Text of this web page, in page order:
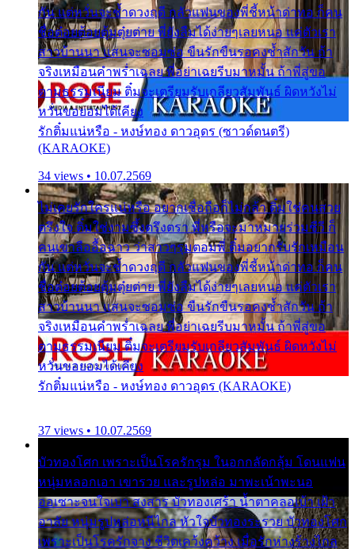
กัน แต่หวั่นจะช้ำดวงฤดี กลัวแฟนของพี่ชี้หน้าด่าทอ ก็คน
ชื่อต๋อยต้อยตุ้มตุ๋ยต่าย พี่ยังลืมได้ง่ายๆเลยหนอ แค่ตัวเรา
สาวบ้านนา แสนจะซอมซ่อ ขืนรักขืนรอคงช้ำสักวัน ถ้า
จริงเหมือนคำพร่ำเฉลย พี่อย่าเฉยรีบมาหมั้น ถ้าพี่สู่ขอ
ตามธรรมเนียม ติ๋มจะเตรียมรับเกลียวสัมพันธ์ ผิดหวังไม่
หวั่นขอยอมได้เคียง
รักติ๋มแน่หรือ - หงษ์ทอง ดาวอุดร (ซาวด์ดนตรี)
(KARAOKE)
34 views • 10.07.2569
ไม่เคยรักใครแน่หรือ อยากเชื่อถือก็ไม่กล้า ติ๋มใช่คนสวย
ตรึงใจ ติ๋มใช่งามซึ้งตรึงตรา พี่หรือจะมาหมายร่วมชีวี ก็
คนเขาลืออื้อฉาว ว่าสาวๆรุมตอมพี่ ติ๋มอยากรับรักเหมือน
กัน แต่หวั่นจะช้ำดวงฤดี กลัวแฟนของพี่ชี้หน้าด่าทอ ก็คน
ชื่อต๋อยต้อยตุ้มตุ๋ยต่าย พี่ยังลืมได้ง่ายๆเลยหนอ แค่ตัวเรา
สาวบ้านนา แสนจะซอมซ่อ ขืนรักขืนรอคงช้ำสักวัน ถ้า
จริงเหมือนคำพร่ำเฉลย พี่อย่าเฉยรีบมาหมั้น ถ้าพี่สู่ขอ
ตามธรรมเนียม ติ๋มจะเตรียมรับเกลียวสัมพันธ์ ผิดหวังไม่
หวั่นขอยอมได้เคียง
รักติ๋มแน่หรือ - หงษ์ทอง ดาวอุดร (KARAOKE)
37 views • 10.07.2569
บัวทองโศก เพราะเป็นโรครักรุม ในอกกลัดกลุ้ม โดนแฟน
หนุ่มหลอกเอา เขารวย และรูปหล่อ มาพะเน้าพะนอ
ออเซาะจนใจเบา สงสาร บัวทองเศร้า น้ำตาคลอเบ้า เฝ้า
อาลัย หนุ่มรูปหล่อหนีไกล หัวใจบัวทองระรวย บัวทองโศก
เพราะเป็นโรครักจาง ชีวิตเคว้งคว้าง เมื่อรักห่างร้างไกล